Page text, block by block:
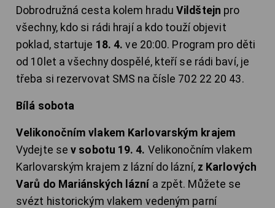
Dobrodružná cesta kolem hradu Vildštejn pro
všechny, kdo si rádi hrají a kdo touží objevit
poklad, startuje 18. 4. ve 20:00. Program pro děti
od 10let a všechny dospělé, kteří se rádi baví, je
třeba si rezervovat SMS na čísle 702 22 20 43.
Bílá sobota
Velikonočním vlakem Karlovarským krajem
Vydejte se v sobotu 19. 4. Velikonočním vlakem
Karlovarským krajem z lázní do lázní, z Karlových
Varů do Mariánských lázní a zpět. Můžete se
svézt historickým vlakem vedeným parní